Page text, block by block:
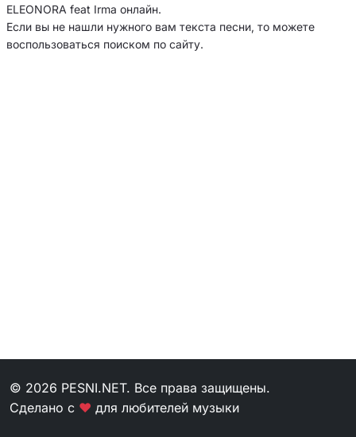
ELEONORA feat Irma онлайн.
Если вы не нашли нужного вам текста песни, то можете
воспользоваться поиском по сайту.
© 2026 PESNI.NET. Все права защищены.
Сделано с ❤ для любителей музыки